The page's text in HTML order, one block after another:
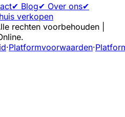
✔ Blog✔ Over ons✔
verkopen
rechten voorbehouden |
·Platformvoorwaarden·